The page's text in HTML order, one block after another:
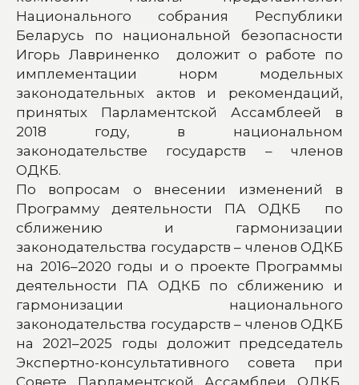
Национального собрания Республики
Беларусь по национальной безопасности
Игорь Лавриненко доложит о работе по
имплементации норм модельных
законодательных актов и рекомендаций,
принятых Парламентской Ассамблеей в
2018 году, в национальном
законодательстве государств – членов
ОДКБ.
По вопросам о внесении изменений в
Программу деятельности ПА ОДКБ по
сближению и гармонизации
законодательства государств – членов ОДКБ
на 2016–2020 годы и о проекте Программы
деятельности ПА ОДКБ по сближению и
гармонизации национального
законодательства государств – членов ОДКБ
на 2021–2025 годы доложит председатель
Экспертно-консультативного совета при
Совете Парламентской Ассамблеи ОДКБ,